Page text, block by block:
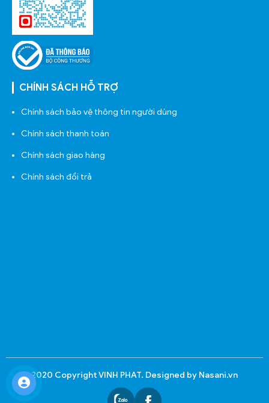
CHÍNH SÁCH HỖ TRỢ
Chính sách bảo vệ thông tin người dùng
Chính sách thanh toán
Chính sách giao hàng
Chính sách đổi trả
2020 Copyright VINH PHAT. Designed by Nasani.vn